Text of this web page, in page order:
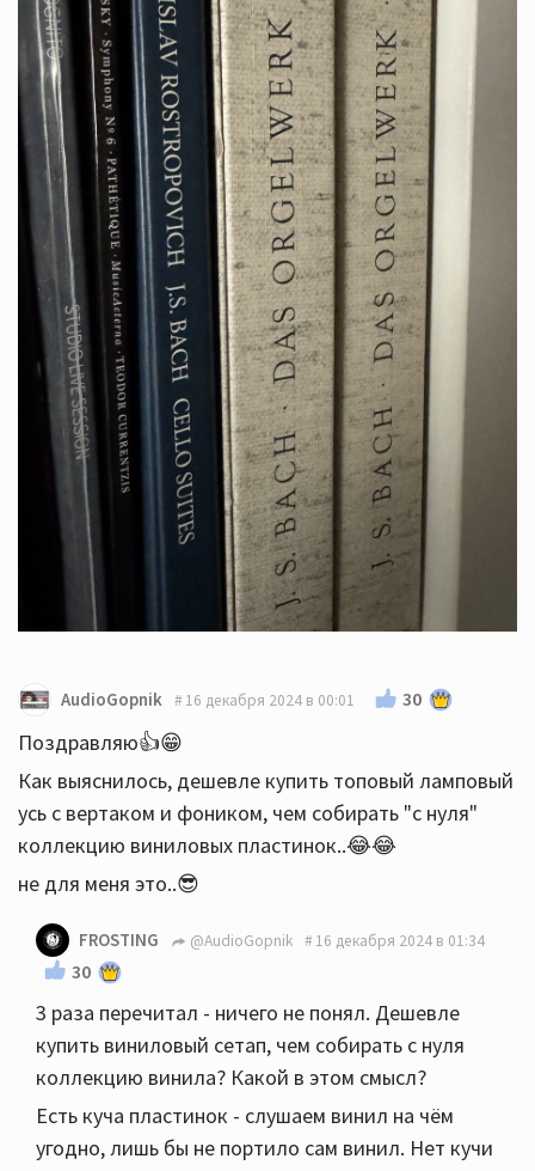
AudioGopnik 16 декабря 2024 в 00:01 30
Поздравляю👍😁
Как выяснилось, дешевле купить топовый ламповый
усь с вертаком и фоником, чем собирать "с нуля"
коллекцию виниловых пластинок..😂😂
не для меня это..😎
FROSTING @AudioGopnik 16 декабря 2024 в 01:34
30
3 раза перечитал - ничего не понял. Дешевле
купить виниловый сетап, чем собирать с нуля
коллекцию винила? Какой в этом смысл?
Есть куча пластинок - слушаем винил на чём
угодно, лишь бы не портило сам винил. Нет кучи